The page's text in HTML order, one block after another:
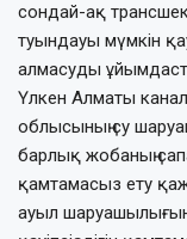
сондай-ақ
туындауы мүмкін
алмасуды
Үлкен Алматы
облысының су
барлық жобаның
қамтамасыз ету
ауыл шаруашылығын